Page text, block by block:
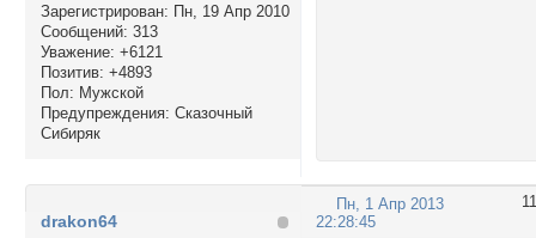
Зарегистрирован: Пн, 19 Апр 2010
Сообщений: 313
Уважение: +6121
Позитив: +4893
Пол: Мужской
Предупреждения: Сказочный
Сибиряк
11
Пн, 1 Апр 2013
22:28:45
drakon64